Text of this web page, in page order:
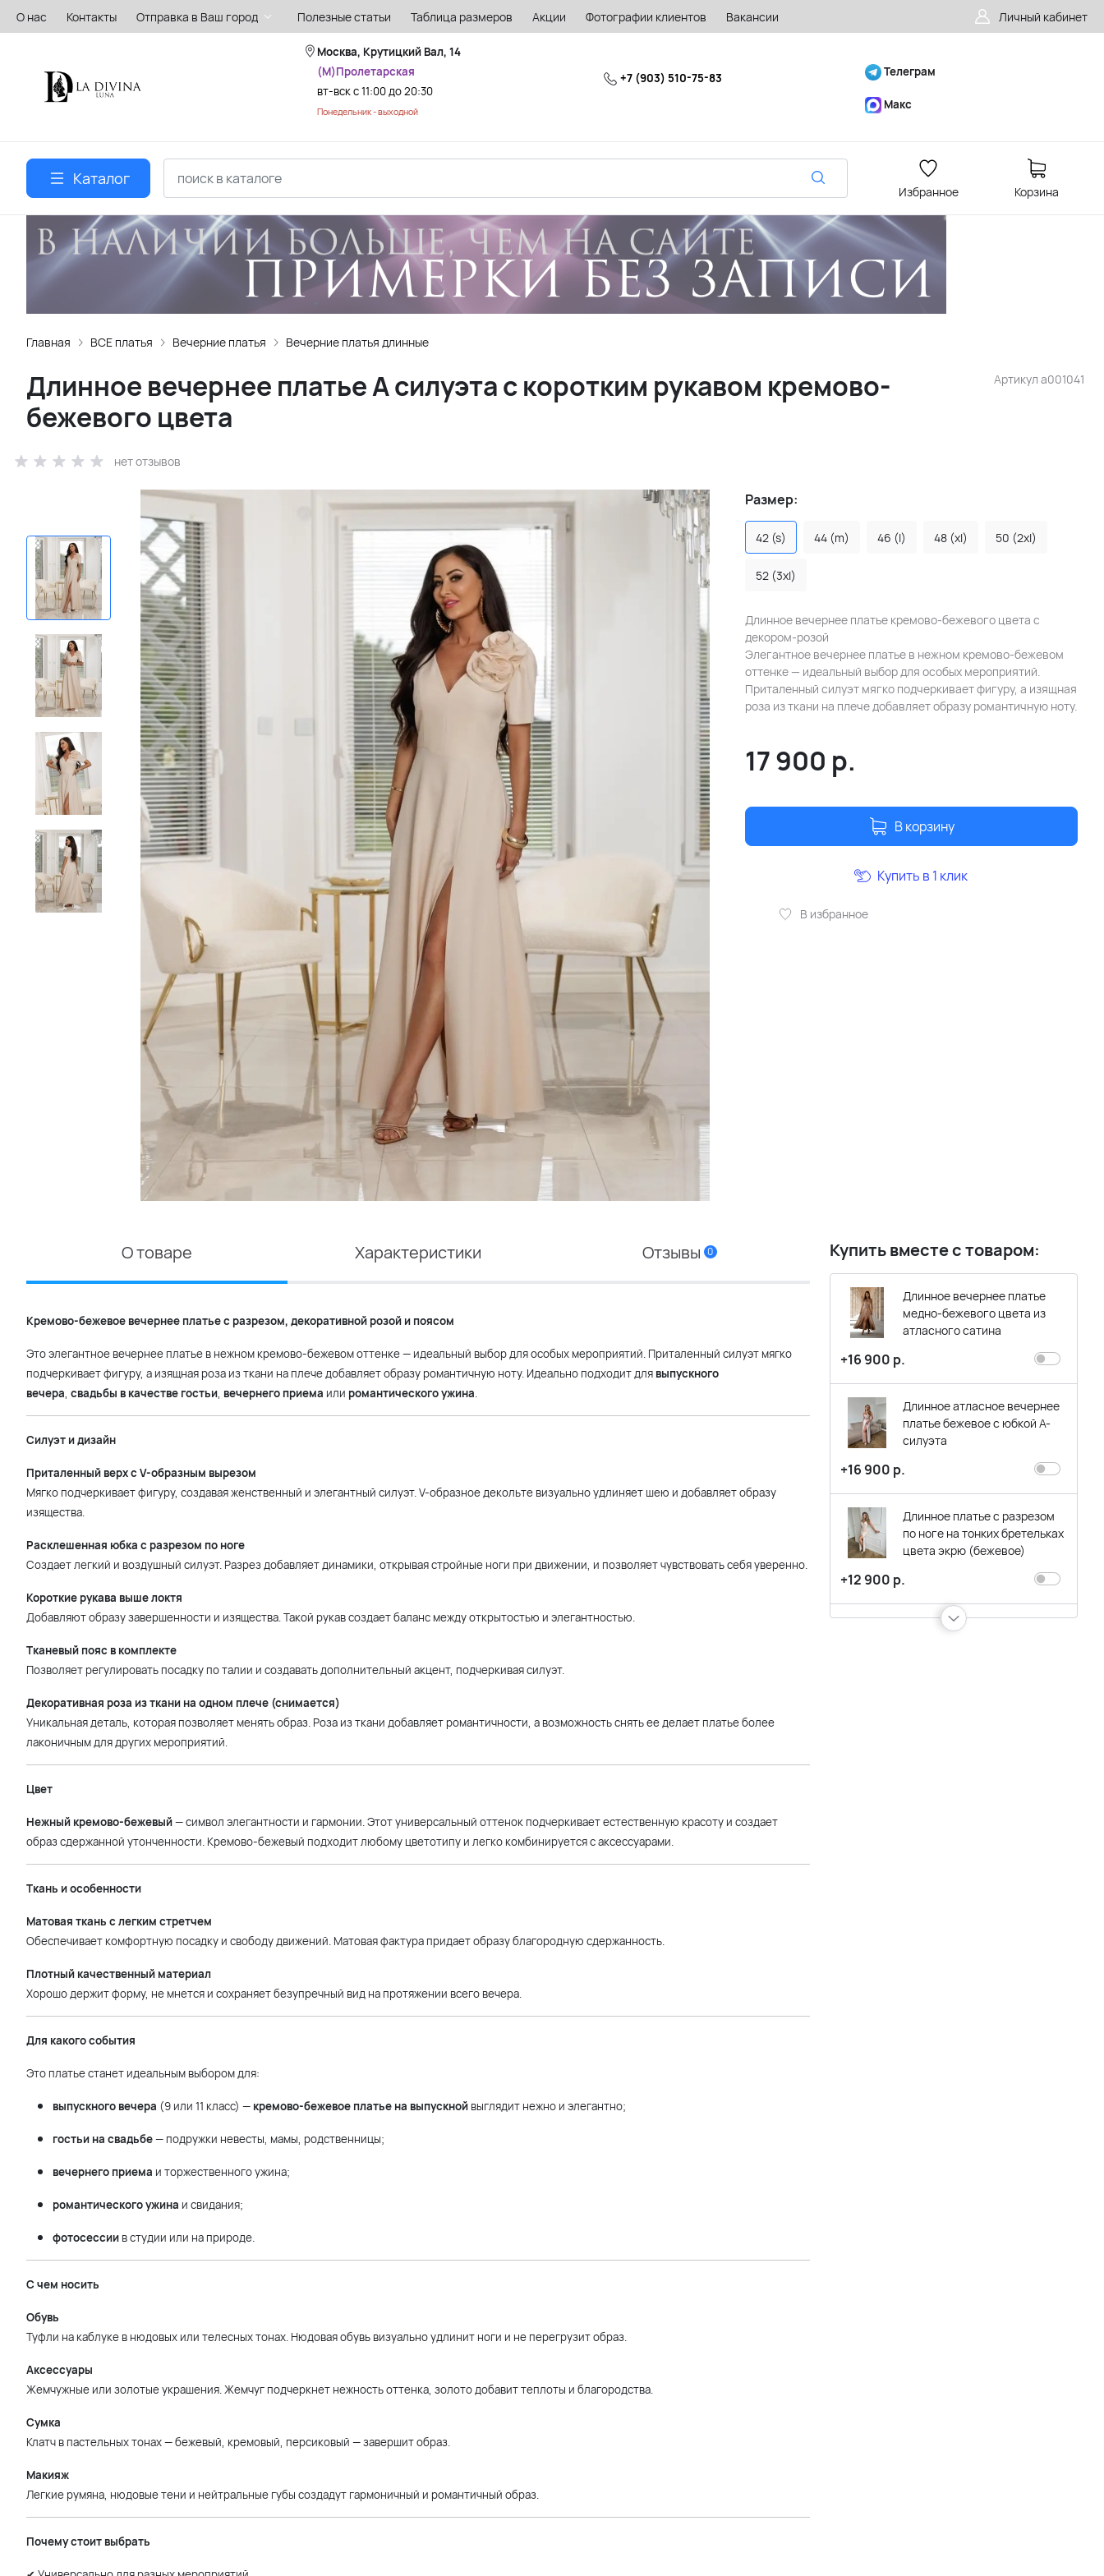
О нас Контакты Отправка в Ваш город Полезные статьи Таблица размеров Акции Фотографии клиентов Вакансии Личный кабинет
Москва, Крутицкий Вал, 14
(М)Пролетарская
вт-вск с 11:00 до 20:30
Понедельник - выходной
+7 (903) 510-75-83 Телеграм
Макс
Каталог
Избранное Корзина
Главная ВСЕ платья Вечерние платья Вечерние платья длинные
Артикул a001041
Длинное вечернее платье А силуэта с коротким рукавом кремово-
бежевого цвета
нет отзывов
Размер:
42 (s) 44 (m) 46 (l) 48 (xl) 50 (2xl)
52 (3xl)
Длинное вечернее платье кремово-бежевого цвета с
декором-розой
Элегантное вечернее платье в нежном кремово-бежевом
оттенке — идеальный выбор для особых мероприятий.
Приталенный силуэт мягко подчеркивает фигуру, а изящная
роза из ткани на плече добавляет образу романтичную ноту.
17 900 р.
В корзину
В избранное
Купить в 1 клик
Купить вместе с товаром:
Длинное вечернее платье
медно-бежевого цвета из
атласного сатина
+16 900 р.
Длинное атласное вечернее
платье бежевое с юбкой А-
силуэта
+16 900 р.
Длинное платье с разрезом
по ноге на тонких бретельках
цвета экрю (бежевое)
+12 900 р.
Короткое бежевое вечернее
О товаре Характеристики Отзывы 0
Кремово-бежевое вечернее платье с разрезом, декоративной розой и поясом
Это элегантное вечернее платье в нежном кремово-бежевом оттенке — идеальный выбор для особых мероприятий. Приталенный силуэт мягко
подчеркивает фигуру, а изящная роза из ткани на плече добавляет образу романтичную ноту. Идеально подходит для выпускного
вечера, свадьбы в качестве гостьи, вечернего приема или романтического ужина.
Силуэт и дизайн
Приталенный верх с V-образным вырезом
Мягко подчеркивает фигуру, создавая женственный и элегантный силуэт. V-образное декольте визуально удлиняет шею и добавляет образу
изящества.
Расклешенная юбка с разрезом по ноге
Создает легкий и воздушный силуэт. Разрез добавляет динамики, открывая стройные ноги при движении, и позволяет чувствовать себя уверенно.
Короткие рукава выше локтя
Добавляют образу завершенности и изящества. Такой рукав создает баланс между открытостью и элегантностью.
Тканевый пояс в комплекте
Позволяет регулировать посадку по талии и создавать дополнительный акцент, подчеркивая силуэт.
Декоративная роза из ткани на одном плече (снимается)
Уникальная деталь, которая позволяет менять образ. Роза из ткани добавляет романтичности, а возможность снять ее делает платье более
лаконичным для других мероприятий.
Цвет
Нежный кремово-бежевый— символ элегантности и гармонии. Этот универсальный оттенок подчеркивает естественную красоту и создает
образ сдержанной утонченности. Кремово-бежевый подходит любому цветотипу и легко комбинируется с аксессуарами.
Ткань и особенности
Матовая ткань с легким стретчем
Обеспечивает комфортную посадку и свободу движений. Матовая фактура придает образу благородную сдержанность.
Плотный качественный материал
Хорошо держит форму, не мнется и сохраняет безупречный вид на протяжении всего вечера.
Для какого события
Это платье станет идеальным выбором для:
выпускного вечера (9 или 11 класс) — кремово-бежевое платье на выпускной выглядит нежно и элегантно;
гостьи на свадьбе— подружки невесты, мамы, родственницы;
вечернего приема и торжественного ужина;
романтического ужина и свидания;
фотосессии в студии или на природе.
С чем носить
Обувь
Туфли на каблуке в нюдовых или телесных тонах. Нюдовая обувь визуально удлинит ноги и не перегрузит образ.
Аксессуары
Жемчужные или золотые украшения. Жемчуг подчеркнет нежность оттенка, золото добавит теплоты и благородства.
Сумка
Клатч в пастельных тонах — бежевый, кремовый, персиковый — завершит образ.
Макияж
Легкие румяна, нюдовые тени и нейтральные губы создадут гармоничный и романтичный образ.
Почему стоит выбрать